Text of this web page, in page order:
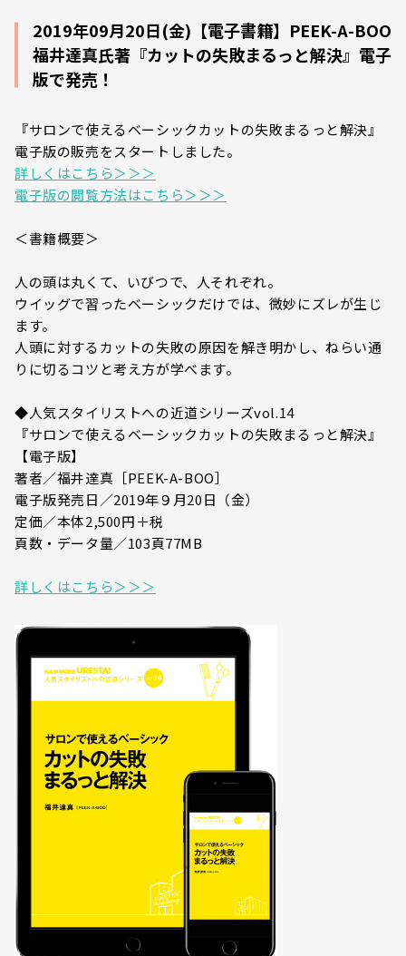
2019年09月20日(金)【電子書籍】PEEK-A-BOO
福井達真氏著『カットの失敗まるっと解決』電子
版で発売！
『サロンで使えるベーシックカットの失敗まるっと解決』
電子版の販売をスタートしました。
詳しくはこちら＞＞＞
電子版の閲覧方法はこちら＞＞＞
＜書籍概要＞
人の頭は丸くて、いびつで、人それぞれ。
ウイッグで習ったベーシックだけでは、微妙にズレが生じ
ます。
人頭に対するカットの失敗の原因を解き明かし、ねらい通
りに切るコツと考え方が学べます。
◆人気スタイリストへの近道シリーズvol.14
『サロンで使えるベーシックカットの失敗まるっと解決』
【電子版】
著者／福井達真［PEEK-A-BOO］
電子版発売日／2019年９月20日（金）
定価／本体2,500円＋税
頁数・データ量／103頁77MB
詳しくはこちら＞＞＞